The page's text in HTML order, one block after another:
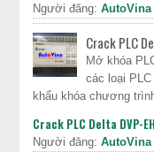
Người đăng:AutoVina
Crack PLC
Mở khóa
các loại
khẩu khóa chương
Crack PLC Delta DVP-
Người đăng:AutoVina